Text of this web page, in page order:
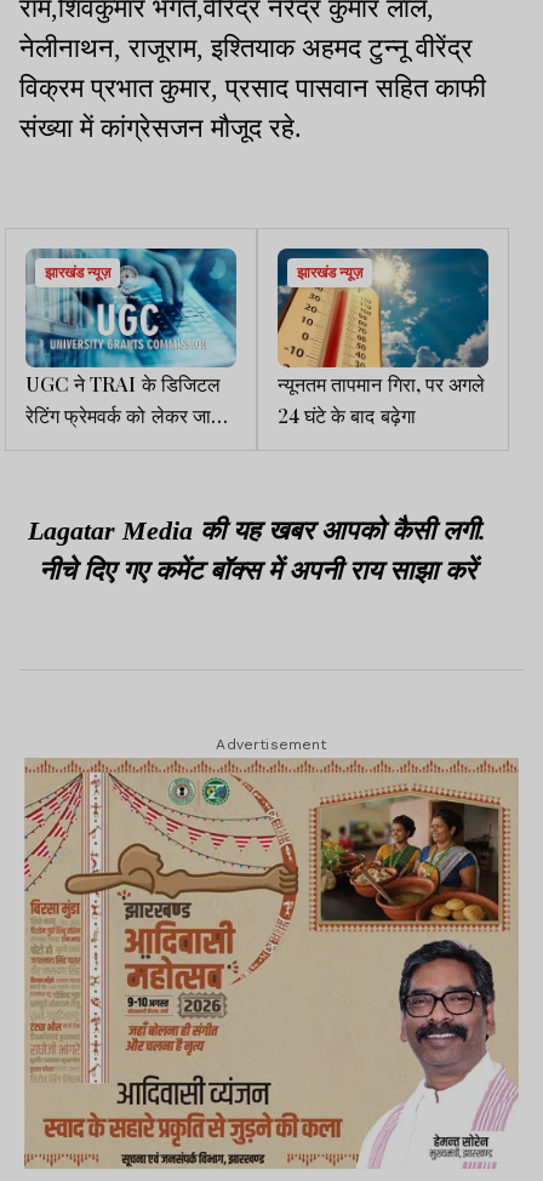
राम,शिवकुमार भगत,वीरेंद्र नरेंद्र कुमार लाल,
नेलीनाथन, राजूराम, इश्तियाक अहमद टुन्नू वीरेंद्र
विक्रम प्रभात कुमार, प्रसाद पासवान सहित काफी
संख्या में कांग्रेसजन मौजूद रहे.
झारखंड न्यूज़
UGC ने TRAI के डिजिटल
रेटिंग फ्रेमवर्क को लेकर जारी
किया पत्र
झारखंड न्यूज़
न्यूनतम तापमान गिरा, पर अगले
24 घंटे के बाद बढ़ेगा
Lagatar Media की यह खबर आपको कैसी लगी.
नीचे दिए गए कमेंट बॉक्स में अपनी राय साझा करें
Advertisement